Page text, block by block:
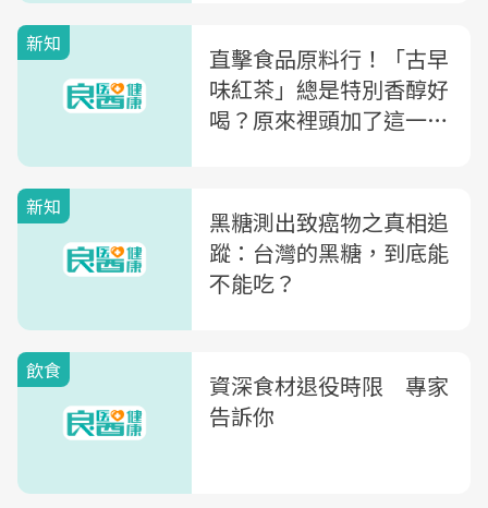
新知
直擊食品原料行！「古早
味紅茶」總是特別香醇好
喝？原來裡頭加了這一
新知
黑糖測出致癌物之真相追
蹤：台灣的黑糖，到底能
不能吃？
飲食
資深食材退役時限 專家
告訴你